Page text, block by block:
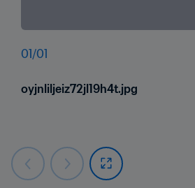
01 /01
oyjnliljeiz72jl19h4t.jpg